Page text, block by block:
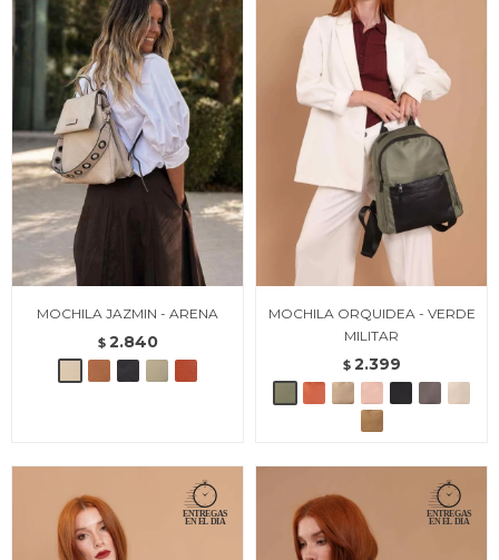
MOCHILA JAZMIN - ARENA
$ 2.840
MOCHILA ORQUIDEA - VERDE
MILITAR
$ 2.399